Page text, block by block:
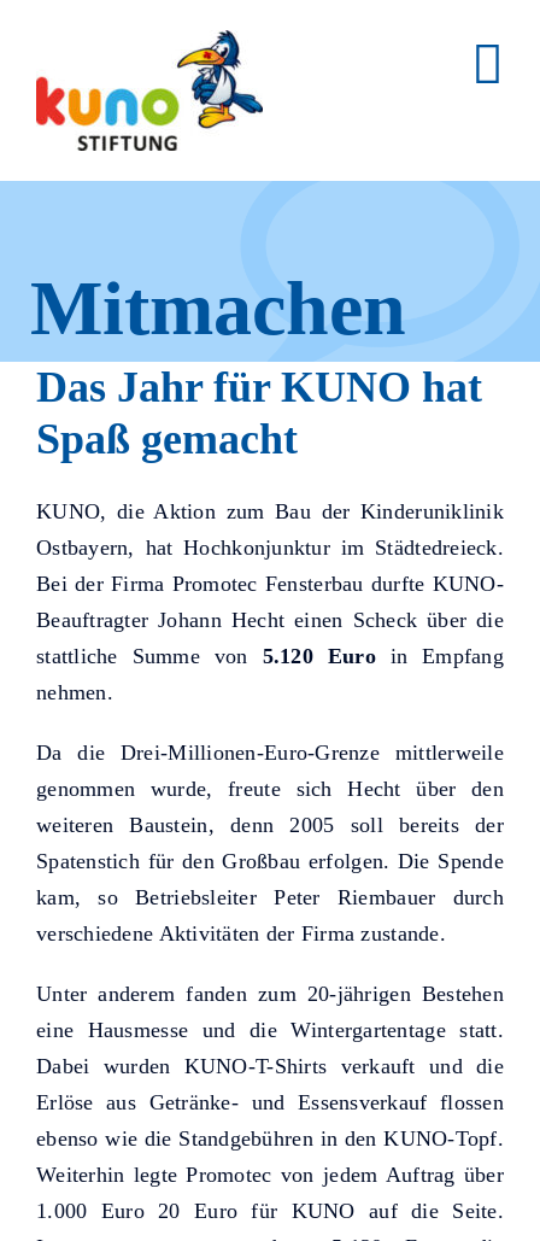
content
Mitmachen
und helfen.
Hier erfahren Sie, wie fleißige
Helfer KUNO bisher unterstützt
haben.
Das Jahr für KUNO hat
Spaß gemacht
KUNO, die Aktion zum Bau der Kinderuniklinik
Ostbayern, hat Hochkonjunktur im Städtedreieck.
Bei der Firma Promotec Fensterbau durfte KUNO-
Beauftragter Johann Hecht einen Scheck über die
stattliche Summe von 5.120 Euroin Empfang
nehmen.
Da die Drei-Millionen-Euro-Grenze mittlerweile
genommen wurde, freute sich Hecht über den
weiteren Baustein, denn 2005 soll bereits der
Spatenstich für den Großbau erfolgen. Die Spende
kam, so Betriebsleiter Peter Riembauer durch
verschiedene Aktivitäten der Firma zustande.
Unter anderem fanden zum 20-jährigen Bestehen
eine Hausmesse und die Wintergartentage statt.
Dabei wurden KUNO-T-Shirts verkauft und die
Erlöse aus Getränke- und Essensverkauf flossen
ebenso wie die Standgebühren in den KUNO-Topf.
Weiterhin legte Promotec von jedem Auftrag über
1.000 Euro 20 Euro für KUNO auf die Seite.